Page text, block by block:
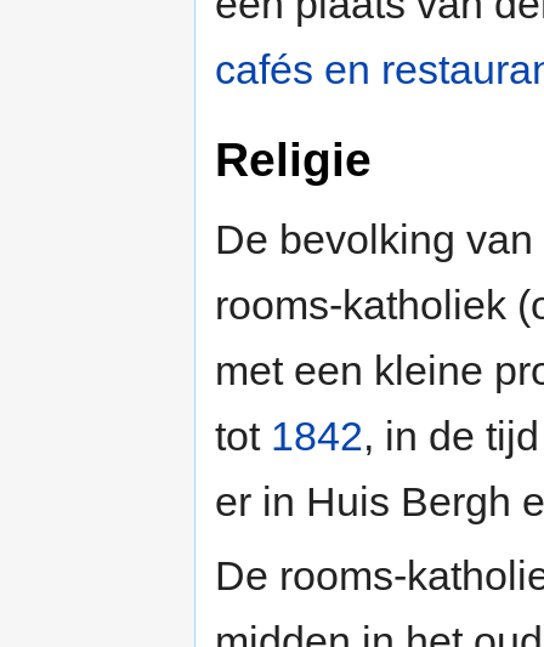
cafés en
Religie
De bevolking
rooms-katholiek
met een kleine
tot 1842, in de
er in Huis Bergh
De rooms-